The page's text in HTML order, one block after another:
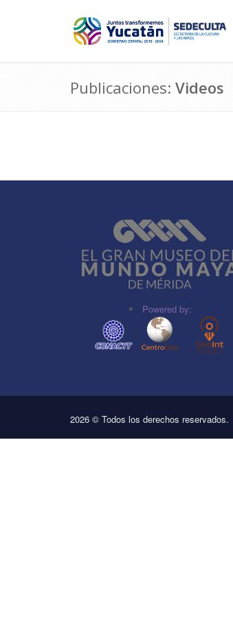
Publicaciones: Videos
Powered by:
2026 © Todos los derechos reservados.